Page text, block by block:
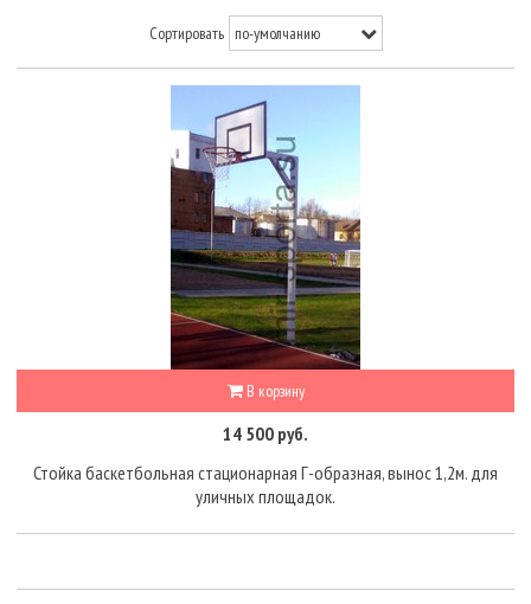
Сортировать
В корзину
14 500 руб.
Стойка баскетбольная стационарная Г-образная, вынос 1,2м. для
уличных площадок.